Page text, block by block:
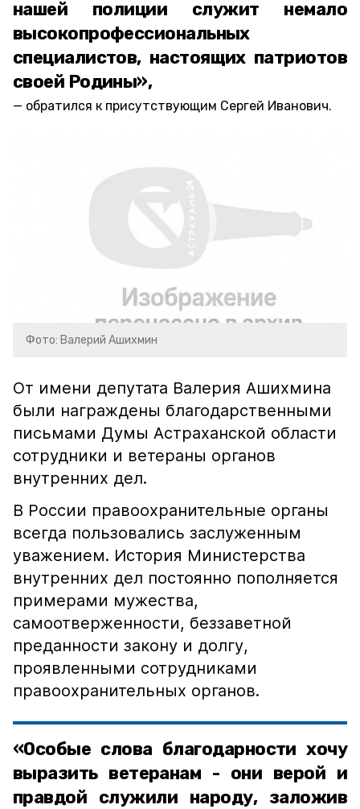
нашей полиции служит немало
высокопрофессиональных
специалистов, настоящих патриотов
своей Родины»,
обратился к присутствующим Сергей Иванович.
Фото: Валерий Ашихмин
От имени депутата Валерия Ашихмина
были награждены благодарственными
письмами Думы Астраханской области
сотрудники и ветераны органов
внутренних дел.
В России правоохранительные органы
всегда пользовались заслуженным
уважением. История Министерства
внутренних дел постоянно пополняется
примерами мужества,
самоотверженности, беззаветной
преданности закону и долгу,
проявленными сотрудниками
правоохранительных органов.
«Особые слова благодарности хочу
выразить ветеранам - они верой и
правдой служили народу, заложив